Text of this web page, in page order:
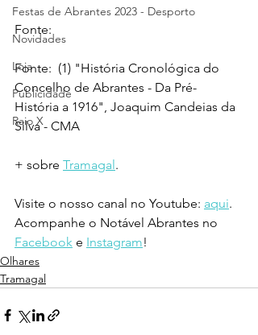
Festas de Abrantes 2023 - Desporto
Novidades
Loja
Publicidade
Raio X
Fonte:
Fonte:  (1) "História Cronológica do
Concelho de Abrantes - Da Pré-
História a 1916", Joaquim Candeias da
Silva - CMA
+ sobre Tramagal.
Visite o nosso canal no Youtube: aqui.
Acompanhe o Notável Abrantes no
Facebook e Instagram!
Olhares
Tramagal